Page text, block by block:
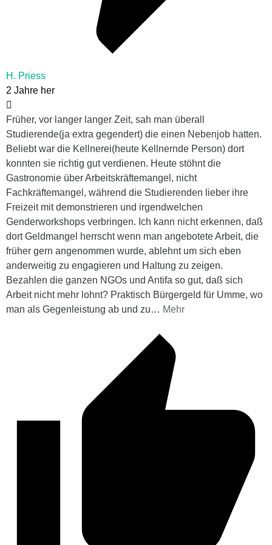
H. Priess
2 Jahre her
Früher, vor langer langer Zeit, sah man überall
Studierende(ja extra gegendert) die einen Nebenjob hatten.
Beliebt war die Kellnerei(heute Kellnernde Person) dort
konnten sie richtig gut verdienen. Heute stöhnt die
Gastronomie über Arbeitskräftemangel, nicht
Fachkräftemangel, während die Studierenden lieber ihre
Freizeit mit demonstrieren und irgendwelchen
Genderworkshops verbringen. Ich kann nicht erkennen, daß
dort Geldmangel herrscht wenn man angebotete Arbeit, die
früher gern angenommen wurde, ablehnt um sich eben
anderweitig zu engagieren und Haltung zu zeigen.
Bezahlen die ganzen NGOs und Antifa so gut, daß sich
Arbeit nicht mehr lohnt? Praktisch Bürgergeld für Umme, wo
man als Gegenleistung ab und zu… Mehr